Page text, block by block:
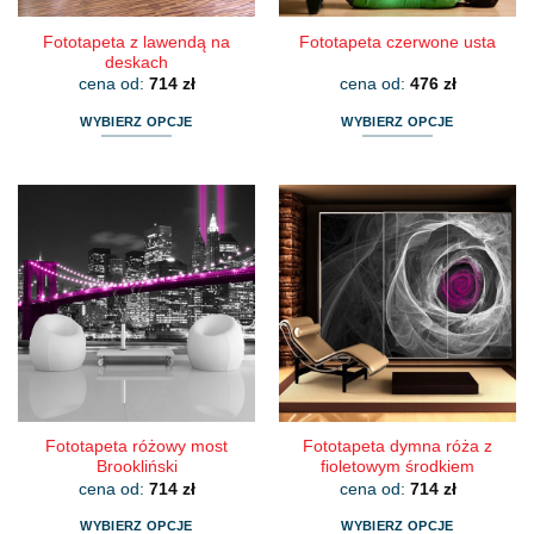
Fototapeta z lawendą na
deskach
cena od: 714 zł
WYBIERZ OPCJE
wiele
wariantów.
Opcje
można
wybrać
na
stronie
Fototapeta czerwone usta
cena od: 476 zł
WYBIERZ OPCJE
ma
wiele
wariantów.
Opcje
można
wybrać
na
stronie
produktu
Fototapeta różowy most
Brookliński
cena od: 714 zł
WYBIERZ OPCJE
Fototapeta dymna róża z
fioletowym środkiem
cena od: 714 zł
WYBIERZ OPCJE